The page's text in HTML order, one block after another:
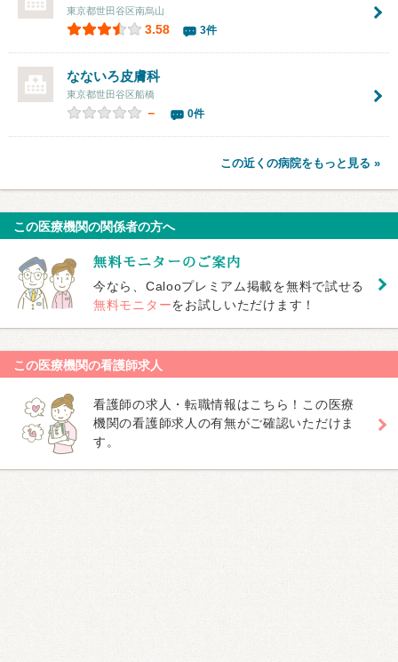
東京都世田谷区南烏山
3.58 3件
なないろ皮膚科
東京都世田谷区船橋
－ 0件
この近くの病院をもっと見る »
この医療機関の関係者の方へ
今なら、Calooプレミアム掲載を無料で試せる
無料モニターをお試しいただけます！
この医療機関の看護師求人
看護師の求人・転職情報はこちら！この医療
機関の看護師求人の有無がご確認いただけま
す。